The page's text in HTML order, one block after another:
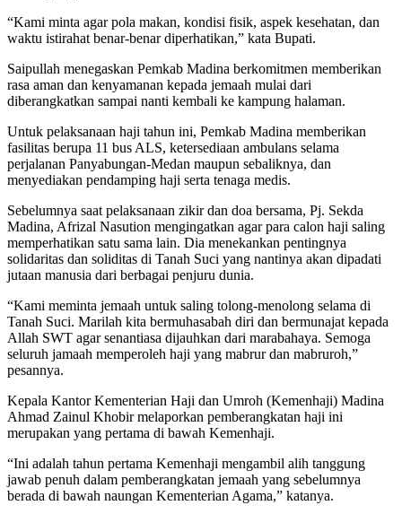
“Kami minta agar pola makan, kondisi fisik, aspek kesehatan, dan
waktu istirahat benar-benar diperhatikan,” kata Bupati.
Saipullah menegaskan Pemkab Madina berkomitmen memberikan
rasa aman dan kenyamanan kepada jemaah mulai dari
diberangkatkan sampai nanti kembali ke kampung halaman.
Untuk pelaksanaan haji tahun ini, Pemkab Madina memberikan
fasilitas berupa 11 bus ALS, ketersediaan ambulans selama
perjalanan Panyabungan-Medan maupun sebaliknya, dan
menyediakan pendamping haji serta tenaga medis.
Sebelumnya saat pelaksanaan zikir dan doa bersama, Pj. Sekda
Madina, Afrizal Nasution mengingatkan agar para calon haji saling
memperhatikan satu sama lain. Dia menekankan pentingnya
solidaritas dan soliditas di Tanah Suci yang nantinya akan dipadati
jutaan manusia dari berbagai penjuru dunia.
“Kami meminta jemaah untuk saling tolong-menolong selama di
Tanah Suci. Marilah kita bermuhasabah diri dan bermunajat kepada
Allah SWT agar senantiasa dijauhkan dari marabahaya. Semoga
seluruh jamaah memperoleh haji yang mabrur dan mabruroh,”
pesannya.
Kepala Kantor Kementerian Haji dan Umroh (Kemenhaji) Madina
Ahmad Zainul Khobir melaporkan pemberangkatan haji ini
merupakan yang pertama di bawah Kemenhaji.
“Ini adalah tahun pertama Kemenhaji mengambil alih tanggung
jawab penuh dalam pemberangkatan jemaah yang sebelumnya
berada di bawah naungan Kementerian Agama,” katanya.